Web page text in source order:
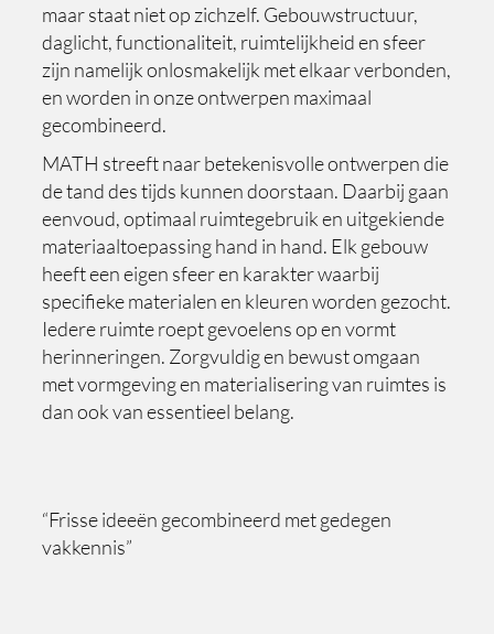
maar staat niet op zichzelf. Gebouwstructuur,
daglicht, functionaliteit, ruimtelijkheid en sfeer
zijn namelijk onlosmakelijk met elkaar verbonden,
en worden in onze ontwerpen maximaal
gecombineerd.
MATH streeft naar betekenisvolle ontwerpen die
de tand des tijds kunnen doorstaan. Daarbij gaan
eenvoud, optimaal ruimtegebruik en uitgekiende
materiaaltoepassing hand in hand. Elk gebouw
heeft een eigen sfeer en karakter waarbij
specifieke materialen en kleuren worden gezocht.
Iedere ruimte roept gevoelens op en vormt
herinneringen. Zorgvuldig en bewust omgaan
met vormgeving en materialisering van ruimtes is
dan ook van essentieel belang.
“Frisse ideeën gecombineerd met gedegen
vakkennis”